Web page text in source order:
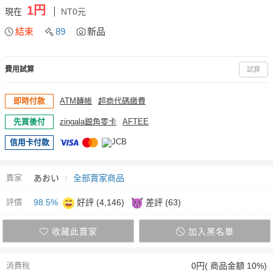
現在 1円 NT0元
結束 89 新品
費用試算 試算
即時付款 ATM轉帳 超商代碼繳費
先買後付 zingala銀角零卡 AFTEE
信用卡付款
賣家 あおい 全部賣家商品
評價 98.5% 好評 (4,146) 差評 (63)
收藏此賣家 加入黑名單
消費稅 0円( 商品金額 10%)